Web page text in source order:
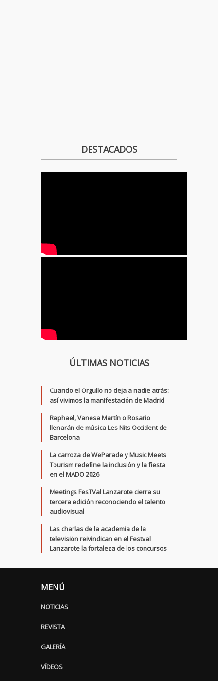
DESTACADOS
ÚLTIMAS NOTICIAS
Cuando el Orgullo no deja a nadie atrás:
así vivimos la manifestación de Madrid
Raphael, Vanesa Martín o Rosario
llenarán de música Les Nits Occident de
Barcelona
La carroza de WeParade y Music Meets
Tourism redefine la inclusión y la fiesta
en el MADO 2026
Meetings FesTVal Lanzarote cierra su
tercera edición reconociendo el talento
audiovisual
Las charlas de la academia de la
televisión reivindican en el Festval
Lanzarote la fortaleza de los concursos
MENÚ
NOTICIAS
REVISTA
GALERÍA
VÍDEOS